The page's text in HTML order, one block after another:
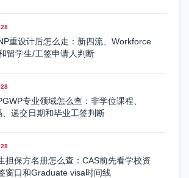
重设计后怎么走：新四流、Workforce
留学生/工签申请人判断
专业领域怎么查：非学位课程、
、递交日期和毕业工签判断
担保方名册怎么查：CAS前先看学校资
窗口和Graduate visa时间线